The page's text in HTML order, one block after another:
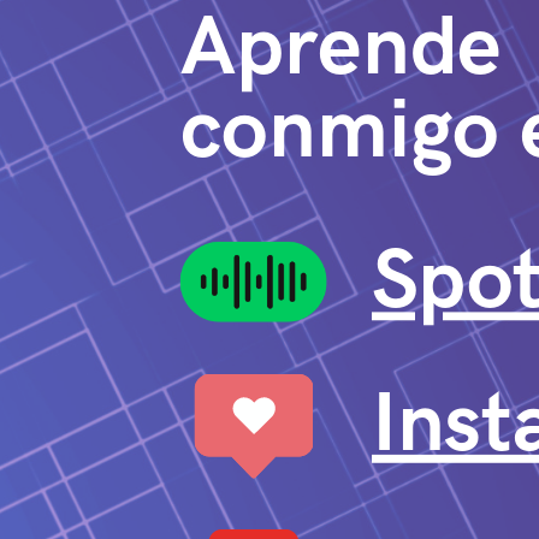
Aprende
conmigo